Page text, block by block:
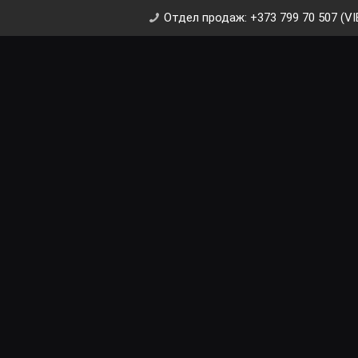
Отдел продаж: +373 799 70 507